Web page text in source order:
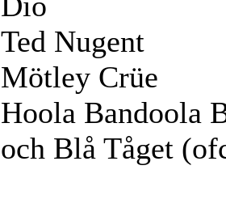
Ted Nugent
Mötley Crüe
Hoola Bandoola
och Blå Tåget